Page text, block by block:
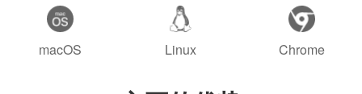
macOS Linux Chrome